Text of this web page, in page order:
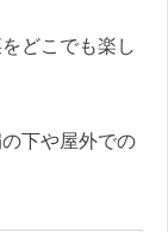
どこでも楽し
下や屋外での